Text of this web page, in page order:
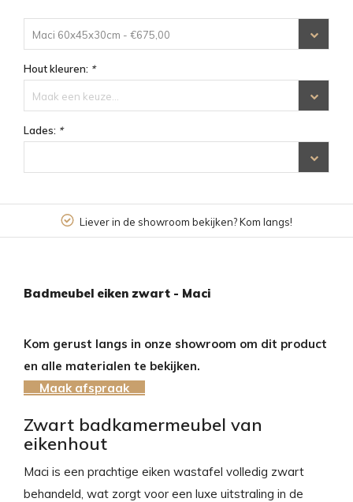
Maci 60x45x30cm - €675,00
Hout kleuren: *
Maak een keuze...
Lades: *
in de showroom bekijken? Kom langs!
Badmeubel eiken zwart - Maci
Kom gerust langs in onze showroom om dit product
en alle materialen te bekijken.
Maak afspraak
Zwart badkamermeubel van
eikenhout
Maci is een prachtige eiken wastafel volledig zwart
behandeld, wat zorgt voor een luxe uitstraling in de